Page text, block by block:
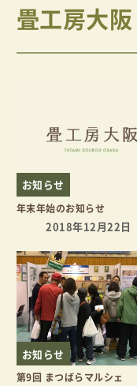
畳工房大阪
お知らせ
年末年始のお知らせ
2018年12月22日
お知らせ
第9回 まつばらマルシェ